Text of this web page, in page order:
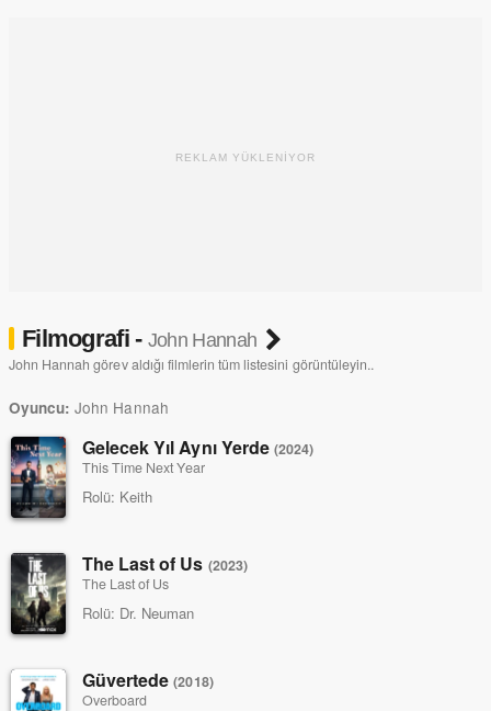
REKLAM YÜKLENİYOR
Filmografi - John Hannah
John Hannah görev aldığı filmlerin tüm listesini görüntüleyin..
Oyuncu: John Hannah
Gelecek Yıl Aynı Yerde (2024)
This Time Next Year
Rolü: Keith
The Last of Us (2023)
The Last of Us
Rolü: Dr. Neuman
Güvertede(2018)
Overboard